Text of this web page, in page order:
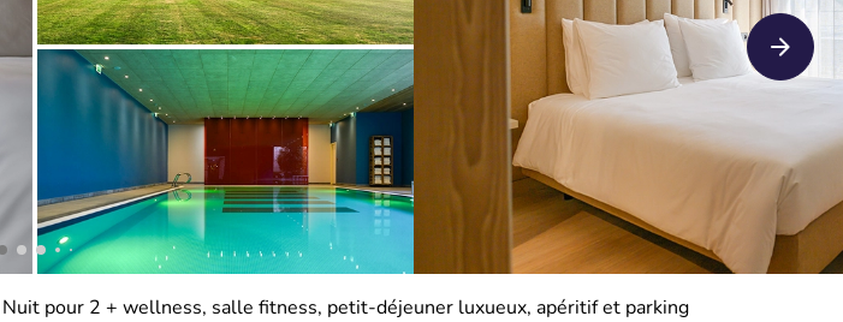
Nuit pour 2 + wellness, salle fitness, petit-déjeuner luxueux, apéritif et parking